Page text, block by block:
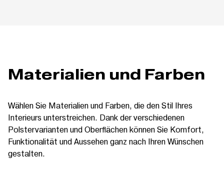
Materialien und Farben
Wählen Sie Materialien und Farben, die den Stil Ihres
Interieurs unterstreichen. Dank der verschiedenen
Polstervarianten und Oberflächen können Sie Komfort,
Funktionalität und Aussehen ganz nach Ihren Wünschen
gestalten.